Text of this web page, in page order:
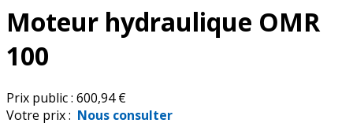
Moteur hydraulique OMR
100
Prix public : 600,94 €
Votre prix : Nous consulter